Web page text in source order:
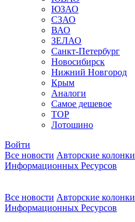
ЮЗАО
СЗАО
ВАО
ЗЕЛАО
Санкт-Петербург
Новосибирск
Нижний Новгород
Крым
Аналоги
Самое дешевое
TOP
Лотошино
Войти
Все новости Авторские колонки
Информационных Ресурсов
Все новости Авторские колонки
Информационных Ресурсов